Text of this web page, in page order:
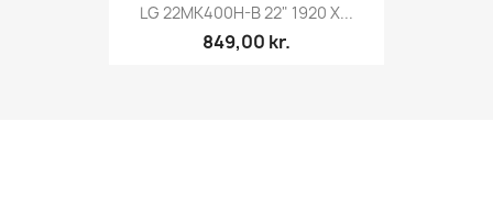
LG 22MK400H-B 22" 1920 X...
849,00 kr.